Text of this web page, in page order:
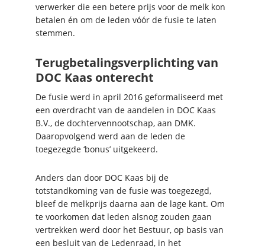
verwerker die een betere prijs voor de melk kon
betalen én om de leden vóór de fusie te laten
stemmen.
Terugbetalingsverplichting van
DOC Kaas onterecht
De fusie werd in april 2016 geformaliseerd met
een overdracht van de aandelen in DOC Kaas
B.V., de dochtervennootschap, aan DMK.
Daaropvolgend werd aan de leden de
toegezegde ‘bonus’ uitgekeerd.
Anders dan door DOC Kaas bij de
totstandkoming van de fusie was toegezegd,
bleef de melkprijs daarna aan de lage kant. Om
te voorkomen dat leden alsnog zouden gaan
vertrekken werd door het Bestuur, op basis van
een besluit van de Ledenraad, in het